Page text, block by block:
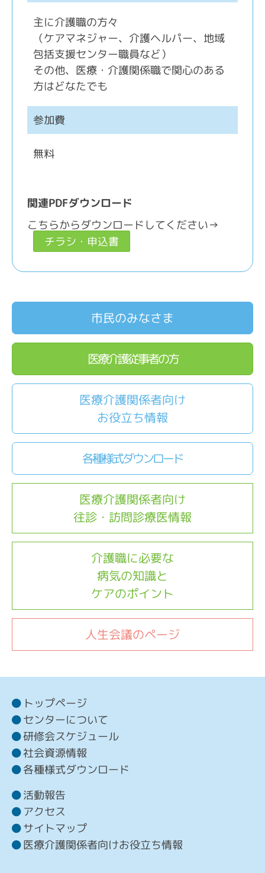
主に介護職の方々
（ケアマネジャー、介護ヘルパー、地域
包括支援センター職員など）
その他、医療・介護関係職で関心のある
方はどなたでも
参加費
無料
関連PDFダウンロード
こちらからダウンロードしてください→
チラシ・申込書
市民のみなさま
医療介護従事者の方
医療介護関係者向け
お役立ち情報
各種様式ダウンロード
医療介護関係者向け
往診・訪問診療医情報
介護職に必要な
病気の知識と
ケアのポイント
人生会議のページ
トップページ
センターについて
研修会スケジュール
社会資源情報
各種様式ダウンロード
活動報告
アクセス
サイトマップ
医療介護関係者向けお役立ち情報